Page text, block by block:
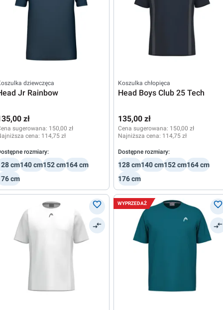
dziewczęca
Jr Rainbow
zł
sugerowana: 150,00 zł
cena: 114,75 zł
rozmiary:
cm140 cm152 cm164 cm
cm
Koszulka chłopięca
Head Boys Club 25 Tech
135,00 zł
Cena sugerowana: 150,00 zł
Najniższa cena: 114,75 zł
Dostępne rozmiary:
128 cm140 cm152 cm164 cm
176 cm
WYPRZEDAŻ